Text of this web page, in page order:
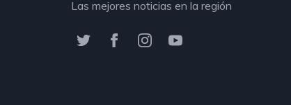
Las mejores noticias en la región